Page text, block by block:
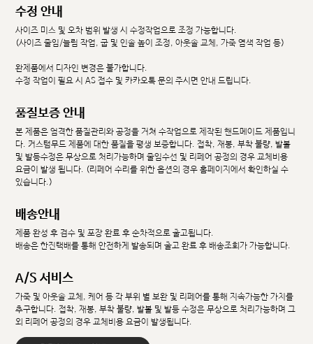
수정 안내
사이즈 미스 및 오차 범위 발생 시 수정작업으로 조정 가능합니다.
(사이즈 줄임/늘림 작업, 굽 및 인솔 높이 조정, 아웃솔 교체, 가죽 염색 작업 등)
완제품에서 디자인 변경은 불가합니다.
수정 작업이 필요 시 AS 접수 및 카카오톡 문의 주시면 안내 드립니다.
품질보증 안내
본 제품은 엄격한 품질관리와 공정을 거쳐 수작업으로 제작된 핸드메이드 제품입니
다. 커스텀무드 제품에 대한 품질을 평생 보증합니다. 접착, 재봉, 부착 불량, 발볼
및 발등수정은 무상으로 처리가능하며 줄임수선 및 리페어 공정의 경우 교체비용
요금이 발생 됩니다. (리페어 수리를 위한 옵션의 경우 홈페이지에서 확인하실 수
있습니다.)
배송안내
제품 완성 후 검수 및 포장 완료 후 순차적으로 출고됩니다.
배송은 한진택배를 통해 안전하게 발송되며 출고 완료 후 배송조회가 가능합니다.
A/S 서비스
가죽 및 아웃솔 교체, 케어 등 각 부위 별 보완 및 리페어를 통해 지속가능한 가치를
추구합니다. 접착, 재봉, 부착 불량, 발볼 및 발등 수정은 무상으로 처리가능하며 그
외 리페어 공정의 경우 교체비용 요금이 발생됩니다.